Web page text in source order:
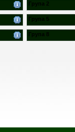
Група 2
Група 5
Група 8